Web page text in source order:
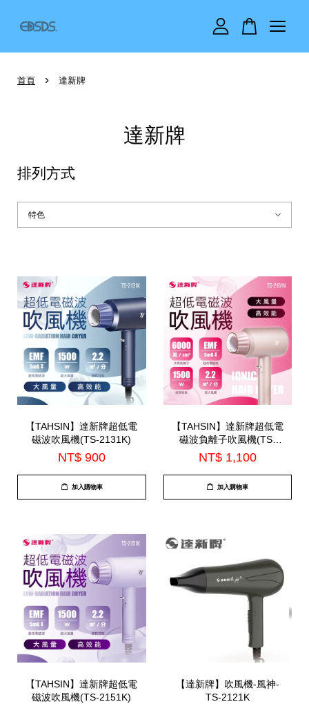
首頁 › 達新牌
達新牌
排列方式
【TAHSIN】達新牌超低電
磁波吹風機(TS-2131K)
NT$ 900
加入購物車
【TAHSIN】達新牌超低電
磁波負離子吹風機(TS-
2161N)
NT$ 1,100
加入購物車
【TAHSIN】達新牌超低電
磁波吹風機(TS-2151K)
【達新牌】吹風機-風神-
TS-2121K
您的購物車目前還是空的。